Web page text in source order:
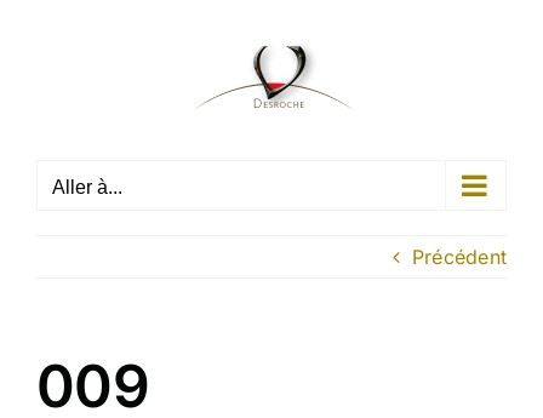
Aller à...
Précédent
009